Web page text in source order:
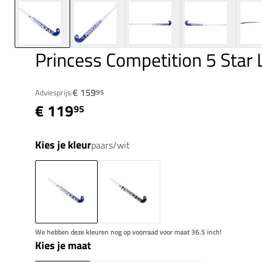
Princess Competition 5 Star
Adviesprijs:€ 15995
€ 11995
Kies je kleurpaars/wit
We hebben deze kleuren nog op voorraad voor maat 36.5 inch!
Kies je maat